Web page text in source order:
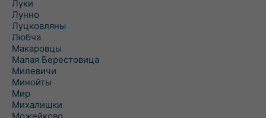
Луки
Лунно
Луцковляны
Любча
Макаровцы
Малая Берестовица
Милевичи
Минойты
Мир
Михалишки